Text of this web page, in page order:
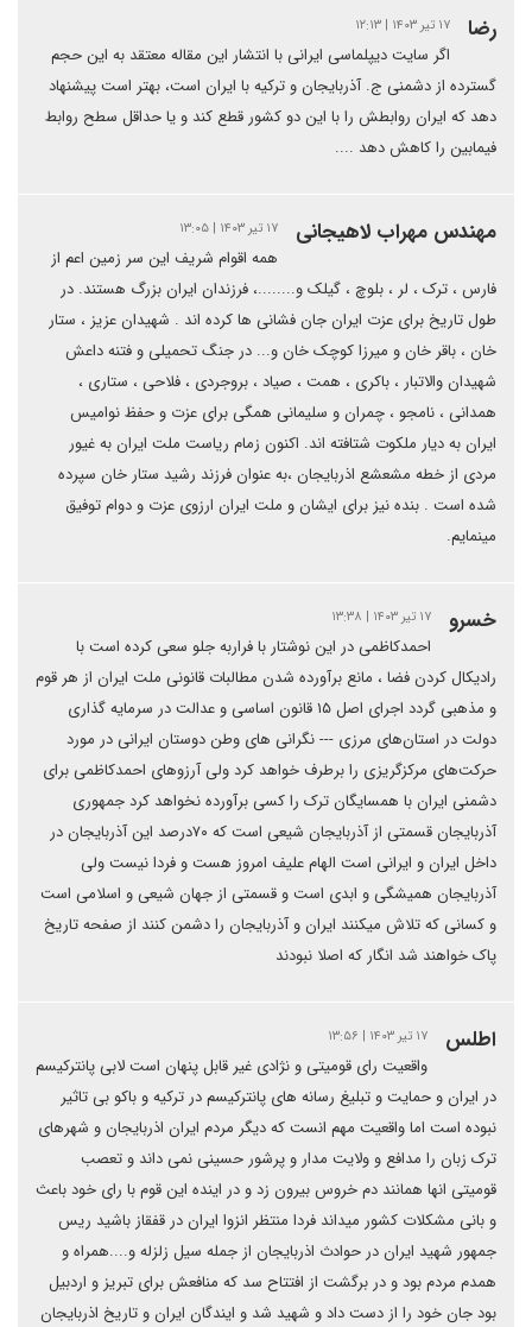
رضا ۱۷ تیر ۱۴۰۳ | ۱۲:۱۳
اگر سایت دیپلماسی ایرانی با انتشار این مقاله معتقد به این حجم
گسترده از دشمنی ج. آذربایجان و ترکیه با ایران است، بهتر است پیشنهاد
دهد که ایران روابطش را با این دو کشور قطع کند و یا حداقل سطح روابط
فیمابین را کاهش دهد ....
مهندس مهراب لاهیجانی ۱۷ تیر ۱۴۰۳ | ۱۳:۰۵
همه اقوام شریف این سر زمین اعم از
فارس ، ترک ، لر ، بلوچ ، گیلک و........، فرزندان ایران بزرگ هستند. در
طول تاریخ برای عزت ایران جان فشانی ها کرده اند . شهیدان عزیز ، ستار
خان ، باقر خان و میرزا کوچک خان و... در جنگ تحمیلی و فتنه داعش
شهیدان والاتبار ، باکری ، همت ، صیاد ، بروجردی ، فلاحی ، ستاری ،
همدانی ، نامجو ، چمران و سلیمانی همگی برای عزت و حفظ نوامیس
ایران به دیار ملکوت شتافته اند. اکنون زمام ریاست ملت ایران به غیور
مردی از خطه مشعشع اذربایجان ،به عنوان فرزند رشید ستار خان سپرده
شده است . بنده نیز برای ایشان و ملت ایران ارزوی عزت و دوام توفیق
مینمایم.
خسرو ۱۷ تیر ۱۴۰۳ | ۱۳:۳۸
احمدکاظمی در این نوشتار با فراربه جلو سعی کرده است با
رادیکال کردن فضا ، مانع برآورده شدن مطالبات قانونی ملت ایران از هر قوم
و مذهبی گردد اجرای اصل ۱۵ قانون اساسی و عدالت در سرمایه گذاری
دولت در استان‌های مرزی --- نگرانی های وطن دوستان ایرانی در مورد
حرکت‌های مرکزگریزی را برطرف خواهد کرد ولی آرزوهای احمدکاظمی برای
دشمنی ایران با همسایگان ترک را کسی برآورده نخواهد کرد جمهوری
آذربایجان قسمتی از آذربایجان شیعی است که ۷۰درصد این آذربایجان در
داخل ایران و ایرانی است الهام علیف امروز هست و فردا نیست ولی
آذربایجان همیشگی و ابدی است و قسمتی از جهان شیعی و اسلامی است
و کسانی که تلاش میکنند ایران و آذربایجان را دشمن کنند از صفحه تاریخ
پاک خواهند شد انگار که اصلا نبودند
اطلس ۱۷ تیر ۱۴۰۳ | ۱۳:۵۶
واقعیت رای قومیتی و نژادی غیر قابل پنهان است لابی پانترکیسم
در ایران و حمایت و تبلیغ رسانه های پانترکیسم در ترکیه و باکو بی تاثیر
نبوده است اما واقعیت مهم انست که دیگر مردم ایران اذربایجان و شهرهای
ترک زبان را مدافع و ولایت مدار و پرشور حسینی نمی داند و تعصب
قومیتی انها همانند دم خروس بیرون زد و در اینده این قوم با رای خود باعث
و بانی مشکلات کشور میداند فردا منتظر انزوا ایران در قفقاز باشید ریس
جمهور شهید ایران در حوادث اذربایجان از جمله سیل زلزله و....همراه و
همدم مردم بود و در برگشت از افتتاح سد که منافعش برای تبریز و اردبیل
بود جان خود را از دست داد و شهید شد و ایندگان ایران و تاریخ اذربایجان